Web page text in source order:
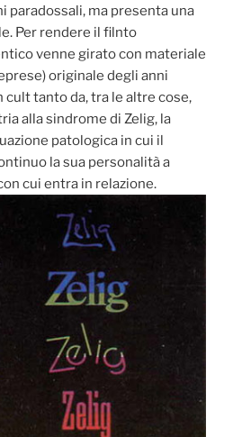
paradossali, ma presenta una
Per rendere il filnto
venne girato con materiale
originale degli anni
cult tanto da, tra le altre cose,
alla sindrome di Zelig, la
patologica in cui il
la sua personalità a
cui entra in relazione.